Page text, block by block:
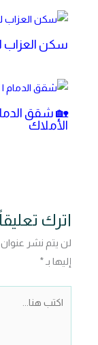
سكن العزاب
🏡 شقق
الأملاك
اترك تعليقاً
لن يتم نشر عنوان
إليها بـ*